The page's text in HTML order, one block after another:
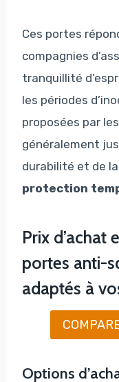
Ces portes
compagnies
tranquillité
les périodes
proposées par
généralement
durabilité et de
protection
Prix d’achat
portes anti-
adaptés à
Options